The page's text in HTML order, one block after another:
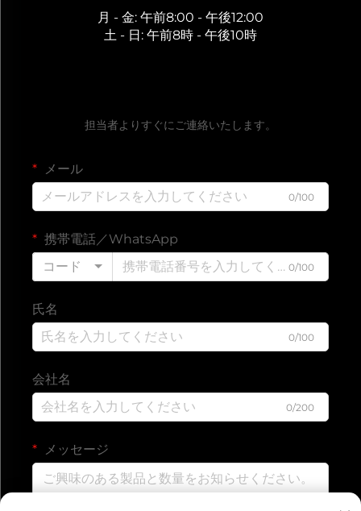
月 - 金: 午前8:00 - 午後12:00
土 - 日: 午前8時 - 午後10時
担当者よりすぐにご連絡いたします。
メール
0/100
携帯電話／WhatsApp
コード
0/100
氏名
0/100
会社名
0/200
メッセージ